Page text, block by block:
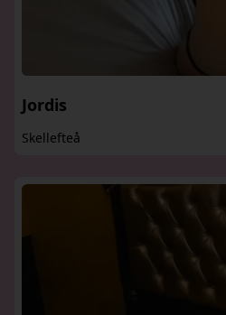
Jordis
Skellefteå